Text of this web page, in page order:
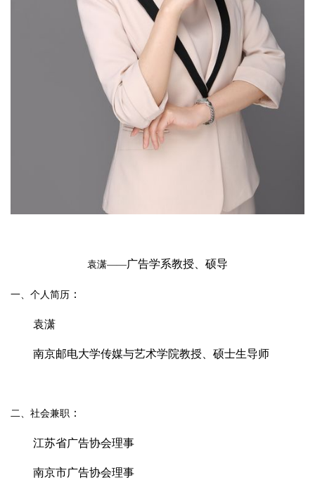
袁潇——广告学系教授、硕导
一、个人简历 ：
袁潇
南京邮电大学传媒与艺术学院教授、硕士生导师
二、社会兼职 ：
江苏省广告协会理事
南京市广告协会理事